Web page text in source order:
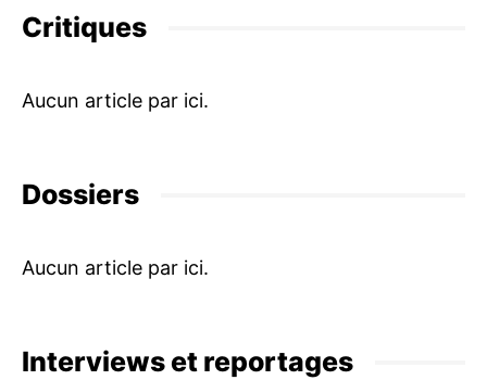
Critiques
Dossiers
Interviews et reportages